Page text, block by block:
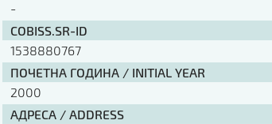
-
COBISS.SR-ID
1538880767
ПОЧЕТНА ГОДИНА / INITIAL YEAR
2000
АДРЕСА / ADDRESS